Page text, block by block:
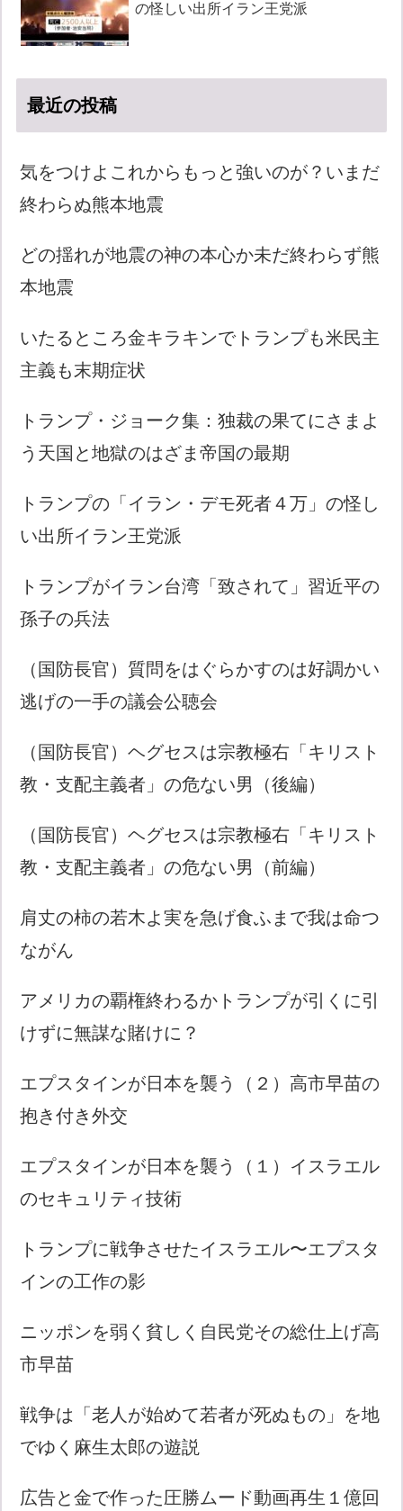
の怪しい出所イラン王党派
最近の投稿
気をつけよこれからもっと強いのが？いまだ
終わらぬ熊本地震
どの揺れが地震の神の本心か未だ終わらず熊
本地震
いたるところ金キラキンでトランプも米民主
主義も末期症状
トランプ・ジョーク集：独裁の果てにさまよ
う天国と地獄のはざま帝国の最期
トランプの「イラン・デモ死者４万」の怪し
い出所イラン王党派
トランプがイラン台湾「致されて」習近平の
孫子の兵法
（国防長官）質問をはぐらかすのは好調かい
逃げの一手の議会公聴会
（国防長官）ヘグセスは宗教極右「キリスト
教・支配主義者」の危ない男（後編）
（国防長官）ヘグセスは宗教極右「キリスト
教・支配主義者」の危ない男（前編）
肩丈の柿の若木よ実を急げ食ふまで我は命つ
ながん
アメリカの覇権終わるかトランプが引くに引
けずに無謀な賭けに？
エプスタインが日本を襲う（２）高市早苗の
抱き付き外交
エプスタインが日本を襲う（１）イスラエル
のセキュリティ技術
トランプに戦争させたイスラエル〜エプスタ
インの工作の影
ニッポンを弱く貧しく自民党その総仕上げ高
市早苗
戦争は「老人が始めて若者が死ぬもの」を地
でゆく麻生太郎の遊説
広告と金で作った圧勝ムード動画再生１億回